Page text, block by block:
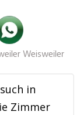
Weisweiler
in
Zimmer